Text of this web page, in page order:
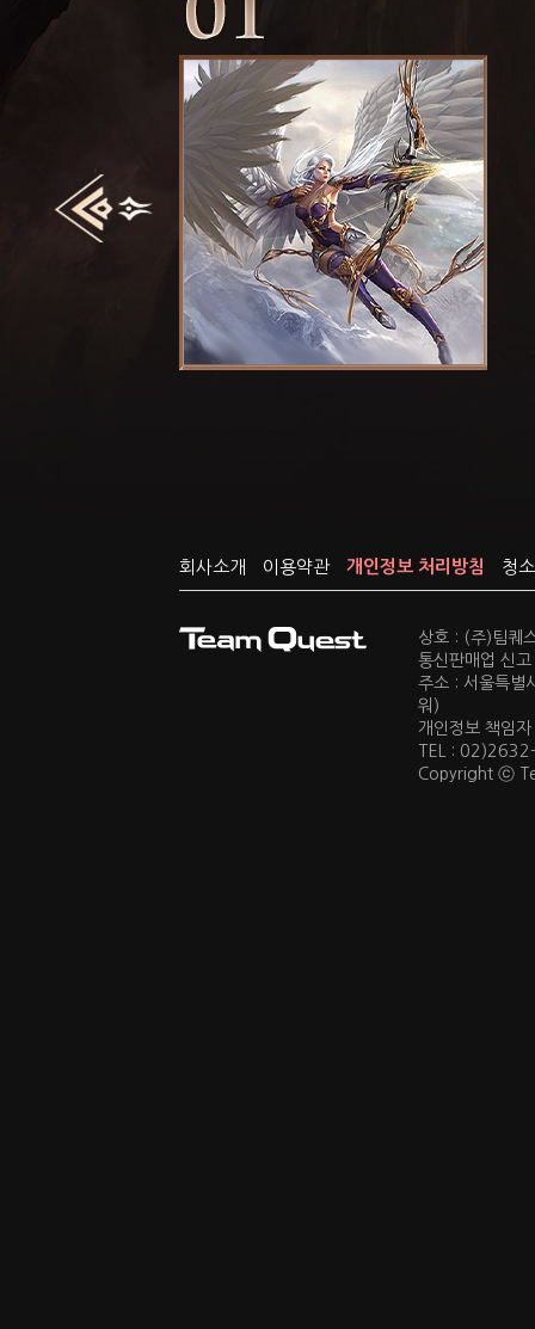
회사소개 이용약관 개인정보 처리방침 청
상호 : (주)팀퀘
통신판매업 신
주소 : 서울특
워)
개인정보 책
TEL :
Copyright ⓒ